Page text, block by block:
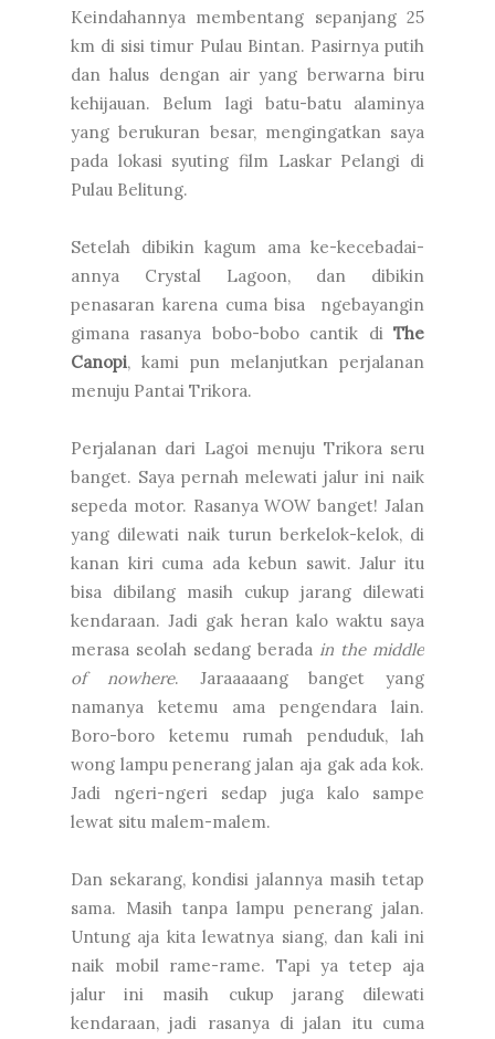
Keindahannya membentang sepanjang 25
km di sisi timur Pulau Bintan. Pasirnya putih
dan halus dengan air yang berwarna biru
kehijauan. Belum lagi batu-batu alaminya
yang berukuran besar, mengingatkan saya
pada lokasi syuting film Laskar Pelangi di
Pulau Belitung.
Setelah dibikin kagum ama ke-kecebadai-
annya Crystal Lagoon, dan dibikin
penasaran karena cuma bisa ngebayangin
gimana rasanya bobo-bobo cantik di The
Canopi, kami pun melanjutkan perjalanan
menuju Pantai Trikora.
Perjalanan dari Lagoi menuju Trikora seru
banget. Saya pernah melewati jalur ini naik
sepeda motor. Rasanya WOW banget! Jalan
yang dilewati naik turun berkelok-kelok, di
kanan kiri cuma ada kebun sawit. Jalur itu
bisa dibilang masih cukup jarang dilewati
kendaraan. Jadi gak heran kalo waktu saya
merasa seolah sedang berada in the middle
of nowhere. Jaraaaaang banget yang
namanya ketemu ama pengendara lain.
Boro-boro ketemu rumah penduduk, lah
wong lampu penerang jalan aja gak ada kok.
Jadi ngeri-ngeri sedap juga kalo sampe
lewat situ malem-malem.
Dan sekarang, kondisi jalannya masih tetap
sama. Masih tanpa lampu penerang jalan.
Untung aja kita lewatnya siang, dan kali ini
naik mobil rame-rame. Tapi ya tetep aja
jalur ini masih cukup jarang dilewati
kendaraan, jadi rasanya di jalan itu cuma